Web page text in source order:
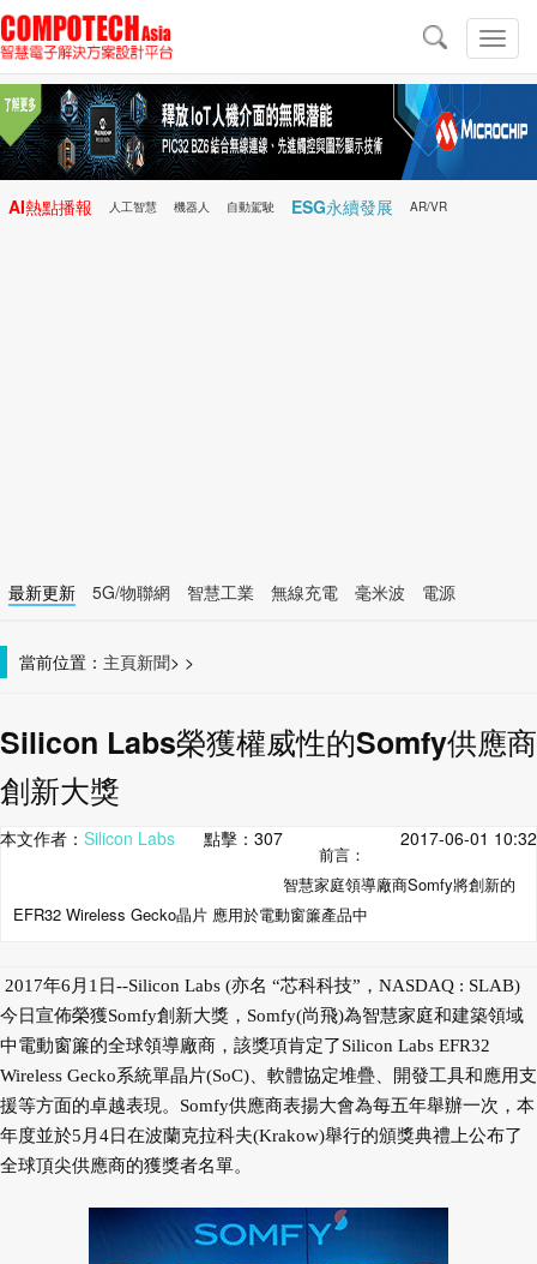
切
換
導
導
航
AI熱點播報 人工智慧 機器人 自動駕駛 ESG永續發展 AR/VR
最新更新 5G/物聯網 智慧工業 無線充電 毫米波
電源
當前位置： 主頁 >
新聞 >
Silicon Labs榮獲權威性的Somfy供應商
創新大獎
本文作者： Silicon Labs 點擊： 307 2017-06-01 10:32
前言：
智慧家庭領導廠商Somfy將創新的
EFR32 Wireless Gecko晶片 應用於電動窗簾產品中
2017年6月1日--Silicon Labs (亦名 “芯科科技”，NASDAQ : SLAB)
今日宣佈榮獲Somfy創新大獎，Somfy(尚飛)為智慧家庭和建築領域
中電動窗簾的全球領導廠商，該獎項肯定了Silicon Labs EFR32
Wireless Gecko系統單晶片(SoC)、軟體協定堆疊、開發工具和應用支
援等方面的卓越表現。Somfy供應商表揚大會為每五年舉辦一次，本
年度並於5月4日在波蘭克拉科夫(Krakow)舉行的頒獎典禮上公布了
全球頂尖供應商的獲獎者名單。